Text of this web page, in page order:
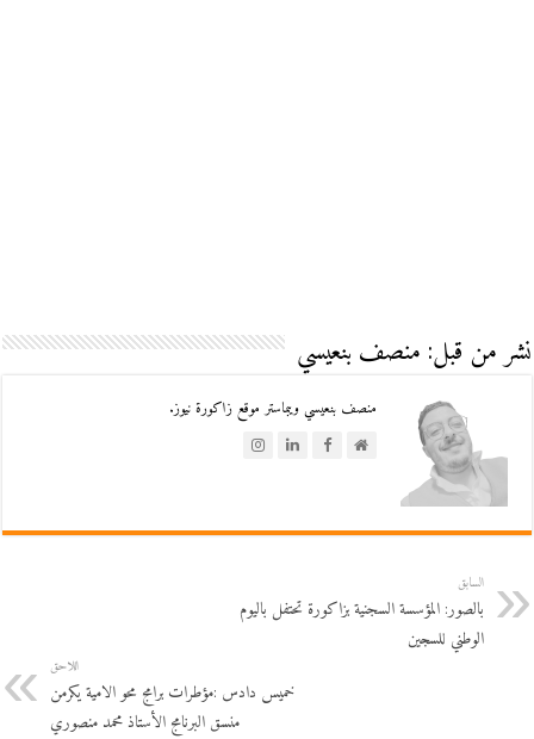
نشر من قبل: منصف بنعيسي
منصف بنعيسي ويبماستر موقع زاكورة نيوز.
السابق
بالصور: المؤسسة السجنية بزاكورة تحتفل باليوم
الوطني للسجين
اللاحق
خميس دادس :مؤطرات برامج محو الامية يكرمن
منسق البرنامج الأستاذ محمد منصوري